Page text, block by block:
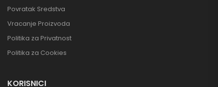
Povratak Sredstva
Vracanje Proizvoda
Politika za Privatnost
Politika za Cookies
KORISNICI